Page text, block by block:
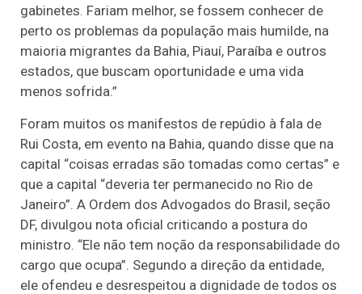
gabinetes. Fariam melhor, se fossem conhecer de
perto os problemas da população mais humilde, na
maioria migrantes da Bahia, Piauí, Paraíba e outros
estados, que buscam oportunidade e uma vida
menos sofrida.”
Foram muitos os manifestos de repúdio à fala de
Rui Costa, em evento na Bahia, quando disse que na
capital “coisas erradas são tomadas como certas” e
que a capital “deveria ter permanecido no Rio de
Janeiro”. A Ordem dos Advogados do Brasil, seção
DF, divulgou nota oficial criticando a postura do
ministro. “Ele não tem noção da responsabilidade do
cargo que ocupa”. Segundo a direção da entidade,
ele ofendeu e desrespeitou a dignidade de todos os